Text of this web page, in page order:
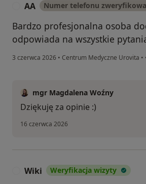
AA Numer telefonu
Bardzo profesjonalna osoba
odpowiada na wszystkie
3 czerwca 2026 • Centrum Medyczne Urovita •
mgr Magdalena Woźny
Dziękuję za opinie :)
16 czerwca 2026
Wiki Weryfikacja wizyty